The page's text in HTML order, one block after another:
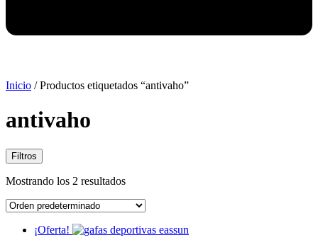
Inicio / Productos etiquetados “antivaho”
antivaho
Filtros
Mostrando los 2 resultados
¡Oferta!